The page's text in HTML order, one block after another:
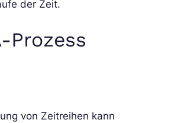
der Zeit.
Prozess
von Zeitreihen kann